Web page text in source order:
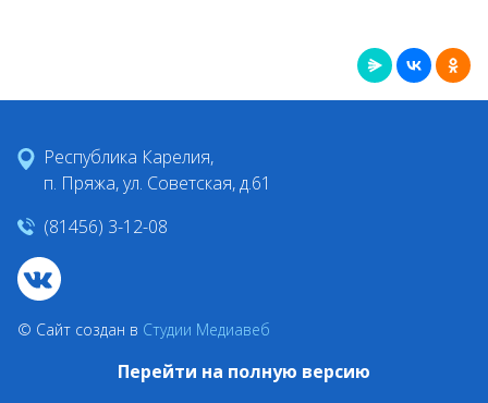
Республика Карелия,
п. Пряжа, ул. Советская, д.61
(81456) 3-12-08
© Сайт создан в Студии Медиавеб
Перейти на полную версию